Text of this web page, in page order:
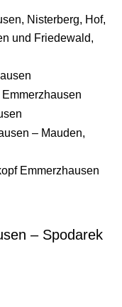
Nisterberg, Hof,
und Friedewald,
– Mauden,
Emmerzhausen
– Spodarek